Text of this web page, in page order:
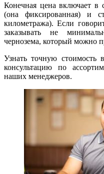
Конечная цена включает в
(она фиксированная) и
километража). Если
заказывать не
чернозема, который можно
Узнать точную стоимость
консультацию по
наших менеджеров.